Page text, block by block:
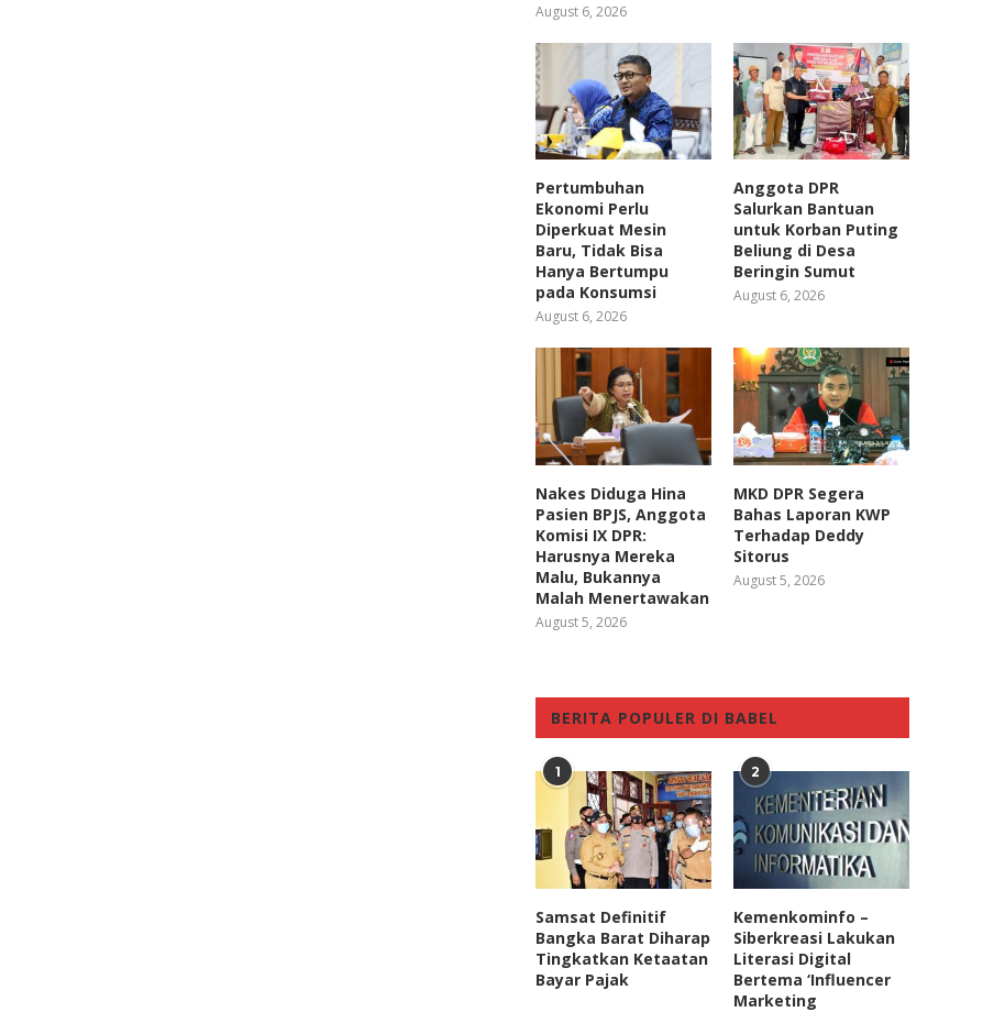
August 6, 2026
Pertumbuhan
Ekonomi Perlu
Diperkuat Mesin
Baru, Tidak Bisa
Hanya Bertumpu
pada Konsumsi
August 6, 2026
Anggota DPR
Salurkan Bantuan
untuk Korban Puting
Beliung di Desa
Beringin Sumut
August 6, 2026
Nakes Diduga Hina
Pasien BPJS, Anggota
Komisi IX DPR:
Harusnya Mereka
Malu, Bukannya
Malah Menertawakan
August 5, 2026
MKD DPR Segera
Bahas Laporan KWP
Terhadap Deddy
Sitorus
August 5, 2026
BERITA POPULER DI BABEL
1
Samsat Definitif
Bangka Barat Diharap
Tingkatkan Ketaatan
Bayar Pajak
2
Kemenkominfo –
Siberkreasi Lakukan
Literasi Digital
Bertema ‘Influencer
Marketing